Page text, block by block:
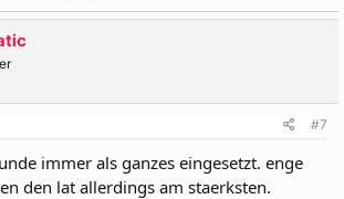
#7
immer als ganzes eingesetzt. enge
den lat allerdings am staerksten.